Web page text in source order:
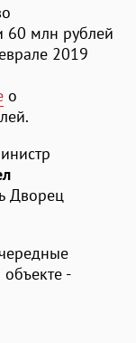
60 млн рублей
2019
о
Дворец
-